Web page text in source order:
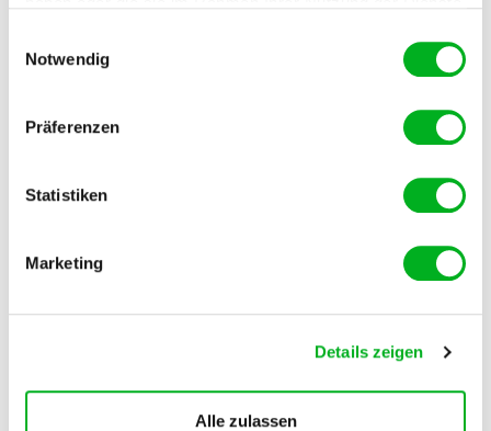
Cookies werden Ihre personenbezogenen Daten in
Notwendig
Präferenzen
Statistiken
Marketing
Details zeigen
Alle zulassen
Setzen Sie borhaltige Dünger ein (auf leicht saurem